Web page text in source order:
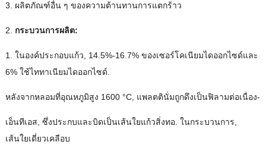
3. ผลิตภัณฑ์อื่น ๆ ของความต้านทานการแตกร้าว
2. กระบวนการผลิต:
1. ในองค์ประกอบแก้ว, 14.5%-16.7% ของเซอร์โคเนียมไดออกไซด์และ
6% ใช้ไททาเนียมไดออกไซด์.
หลังจากหลอมที่อุณหภูมิสูง 1600 °C, แพลตตินั่มถูกดึงเป็นฟิลามต่อเนื่อง-
เอ็นทีเอส, ซึ่งประกบและบิดเป็นเส้นใยแก้วสิ่งทอ. ในกระบวนการ,
เส้นใยเดี่ยวเคลือบ